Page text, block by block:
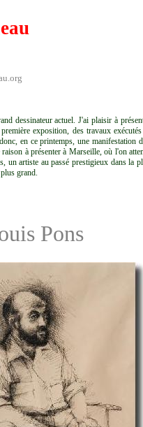
dessinateur actuel. J'ai plaisir à
exposition, des travaux
en ce printemps, une manifestation
à présenter à Marseille, où l'on
un artiste au passé prestigieux dans la
grand.
Pons